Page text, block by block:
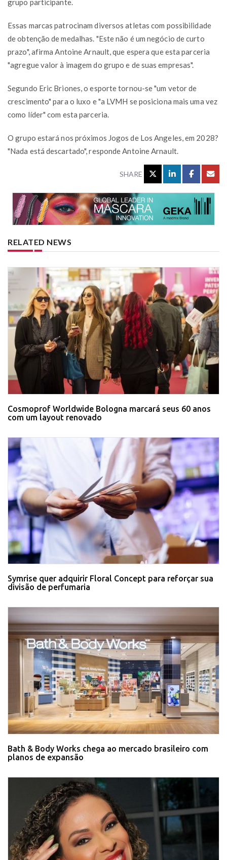
Essas marcas patrocinam diversos atletas com possibilidade
de obtenção de medalhas. "Este não é um negócio de curto
prazo", afirma Antoine Arnault, que espera que esta parceria
"agregue valor à imagem do grupo e de suas empresas".
Segundo Eric Briones, o esporte tornou-se "um vetor de
crescimento" para o luxo e "a LVMH se posiciona mais uma vez
como líder" com esta parceria.
O grupo estará nos próximos Jogos de Los Angeles, em 2028?
"Nada está descartado", responde Antoine Arnault.
SHARE
RELATED NEWS
Cosmoprof Worldwide Bologna marcará seus 60 anos
com um layout renovado
Symrise quer adquirir Floral Concept para reforçar sua
divisão de perfumaria
Bath & Body Works chega ao mercado brasileiro com
planos de expansão